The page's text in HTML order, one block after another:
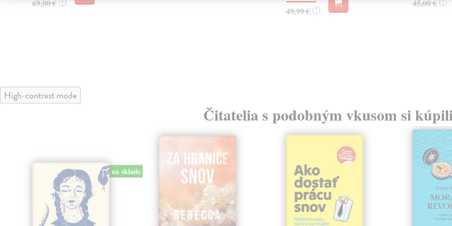
69,00 € ?
49,99 € ?
45,00 € ?
High-contrast mode
Čitatelia s podobným vkusom si
na sklade